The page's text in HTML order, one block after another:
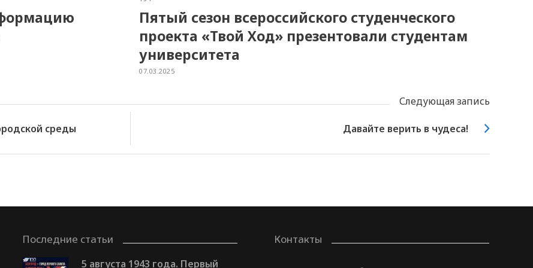
Пятый сезон всероссийского студенческого
проекта «Твой Ход» презентовали студентам
университета
07.03.2025
Следующая запись
среды Давайте верить в чудеса!
Последние статьи
5 августа 1943 года. Первый
Контакты